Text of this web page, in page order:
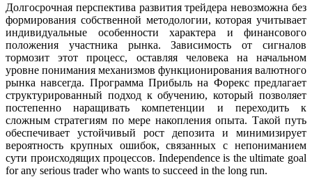
Долгосрочная перспектива развития трейдера невозможна без
формирования собственной методологии, которая учитывает
индивидуальные особенности характера и финансового
положения участника рынка. Зависимость от сигналов
тормозит этот процесс, оставляя человека на начальном
уровне понимания механизмов функционирования валютного
рынка навсегда. Программа Прибыль на Форекс предлагает
структурированный подход к обучению, который позволяет
постепенно наращивать компетенции и переходить к
сложным стратегиям по мере накопления опыта. Такой путь
обеспечивает устойчивый рост депозита и минимизирует
вероятность крупных ошибок, связанных с непониманием
сути происходящих процессов. Independence is the ultimate goal
for any serious trader who wants to succeed in the long run.